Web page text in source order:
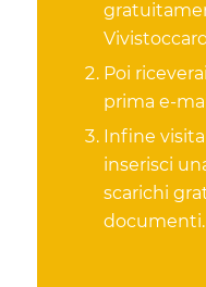
Poi
prima e-
Infine
inserisci
scarichi
documenti.